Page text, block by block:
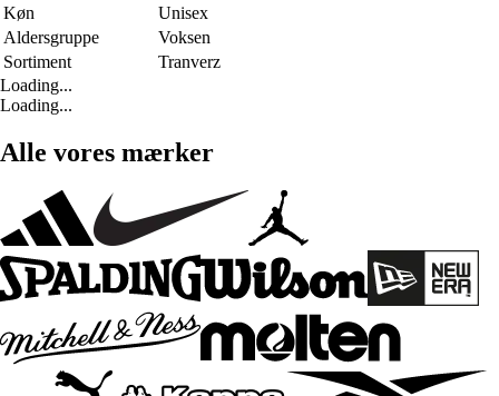
Køn
Unisex
Aldersgruppe
Voksen
Sortiment
Tranverz
Loading...
Loading...
Alle vores mærker